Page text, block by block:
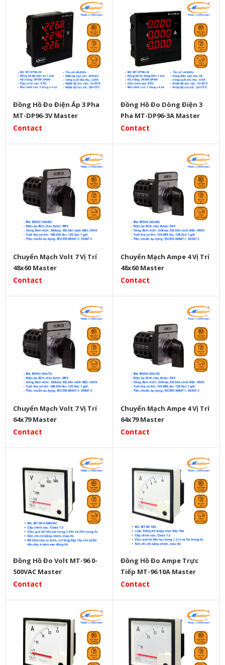
Đồng Hồ Đo Điện Áp 3 Pha
MT-DP96-3V Master
Contact
Đồng Hồ Đo Dòng Điện 3
Pha MT-DP96-3A Master
Contact
Chuyển Mạch Volt 7 Vị Trí
48x60 Master
Contact
Chuyển Mạch Ampe 4 Vị Trí
48x60 Master
Contact
Chuyển Mạch Volt 7 Vị Trí
64x79 Master
Contact
Chuyển Mạch Ampe 4 Vị Trí
64x79 Master
Contact
Đồng Hồ Đo Volt MT-96 0-
500VAC Master
Contact
Đồng Hồ Đo Ampe Trực
Tiếp MT-96 10A Master
Contact